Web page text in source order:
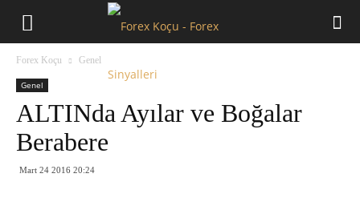
Forex Koçu Genel
Genel
ALTINda Ayılar ve Boğalar
Berabere
Mart 24 2016 20:24